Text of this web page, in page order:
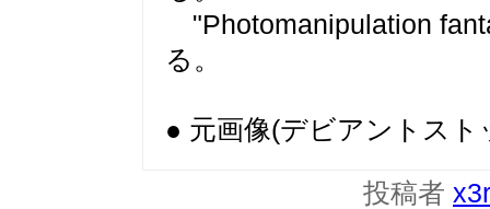
"Photomanipulation
る。
● 元画像(デビアントス
投稿者